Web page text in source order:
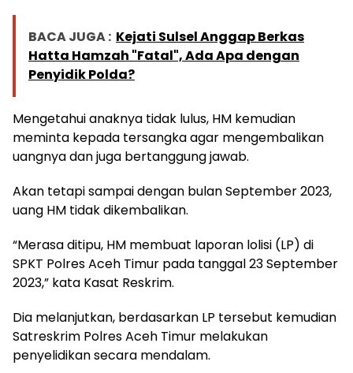
BACA JUGA : Kejati Sulsel Anggap Berkas
Hatta Hamzah "Fatal", Ada Apa dengan
Penyidik Polda?
Mengetahui anaknya tidak lulus, HM kemudian
meminta kepada tersangka agar mengembalikan
uangnya dan juga bertanggung jawab.
Akan tetapi sampai dengan bulan September 2023,
uang HM tidak dikembalikan.
“Merasa ditipu, HM membuat laporan lolisi (LP) di
SPKT Polres Aceh Timur pada tanggal 23 September
2023,” kata Kasat Reskrim.
Dia melanjutkan, berdasarkan LP tersebut kemudian
Satreskrim Polres Aceh Timur melakukan
penyelidikan secara mendalam.